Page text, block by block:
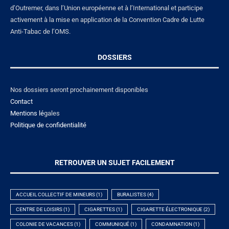
d’Outremer, dans l’Union européenne et à l’International et participe
activement à la mise en application de la Convention Cadre de Lutte
Anti-Tabac de l’OMS.
DOSSIERS
Nos dossiers seront prochainement disponibles
Contact
Mentions légales
Politique de confidentialité
RETROUVER UN SUJET FACILEMENT
ACCUEIL COLLECTIF DE MINEURS(1) BURALISTES(4)
CENTRE DE LOISIRS(1) CIGARETTES(1) CIGARETTE ÉLECTRONIQUE(2)
COLONIE DE VACANCES(1) COMMUNIQUÉ(1) CONDAMNATION(1)